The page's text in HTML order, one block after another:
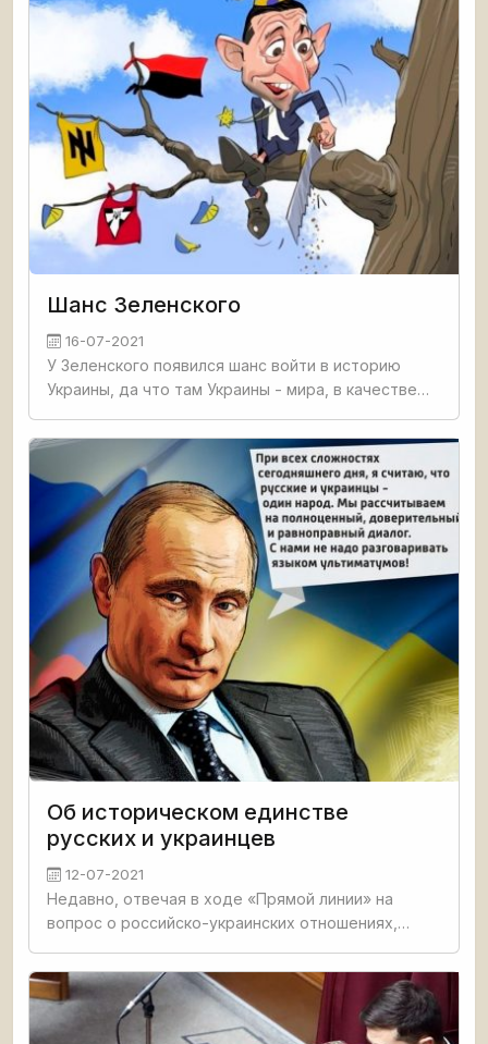
Шанс Зеленского
16-07-2021
У Зеленского появился шанс войти в историю
Украины, да что там Украины - мира, в качестве
и методы которого историки и политики будут
Об историческом единстве
русских и украинцев
12-07-2021
Недавно, отвечая в ходе «Прямой линии» на
вопрос о российско-украинских отношениях,
единое целое. Эти слова – не дань какой-то
конъюнктуре, текущим